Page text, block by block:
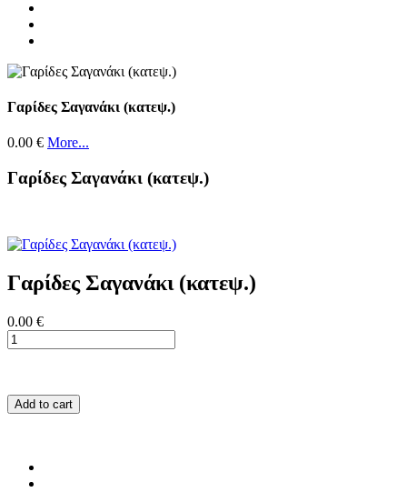
Γαρίδες Σαγανάκι (κατεψ.)
0.00 € More...
Γαρίδες Σαγανάκι (κατεψ.)
Γαρίδες Σαγανάκι (κατεψ.)
0.00 €
Add to cart